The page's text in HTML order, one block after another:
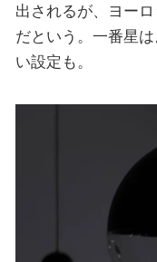
出されるが、ヨー
だという。一番星
い設定も。